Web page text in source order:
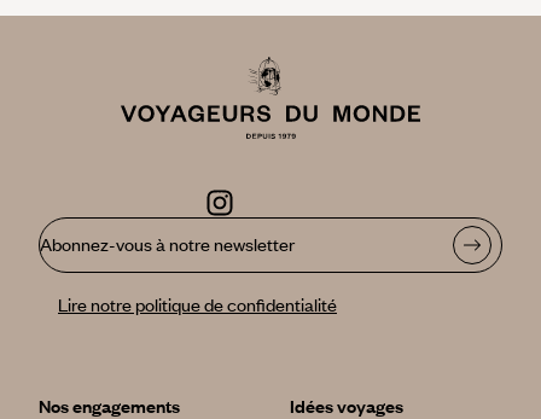
Abonnez-vous à notre newsletter
Lire notre politique de confidentialité
Nos engagements
Idées voyages